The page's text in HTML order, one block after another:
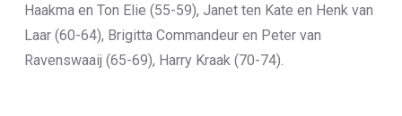
Haakma en Ton Elie (55-59), Janet ten Kate en Henk van
Laar (60-64), Brigitta Commandeur en Peter van
Ravenswaaij (65-69), Harry Kraak (70-74).